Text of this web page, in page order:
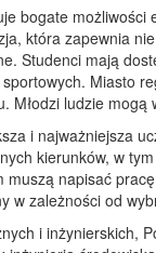
bogate
która zapewnia
Studenci mają
Miasto
Młodzi ludzie
i najważniejsza
kierunków, w
napisać
w zależności od
i inżynierskich,